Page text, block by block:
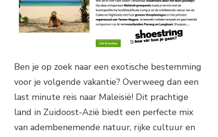
Ben je op zoek naar een exotische bestemming
voor je volgende vakantie? Overweeg dan een
last minute reis naar Maleisië! Dit prachtige
land in Zuidoost-Azië biedt een perfecte mix
van adembenemende natuur, rijke cultuur en